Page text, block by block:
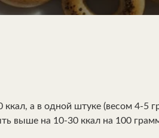
а в одной штуке (весом 4-5
выше на 10-30 ккал на 100